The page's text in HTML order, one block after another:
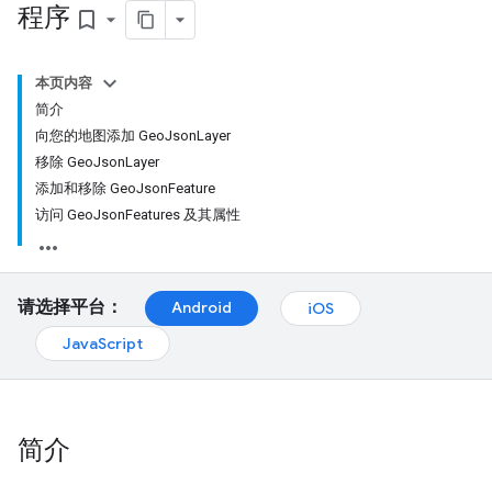
程序 bookmark_border
本页内容
简介
向您的地图添加 GeoJsonLayer
移除 GeoJsonLayer
添加和移除 GeoJsonFeature
访问 GeoJsonFeatures 及其属性
请选择平台： Android
iOS
JavaScript
简介